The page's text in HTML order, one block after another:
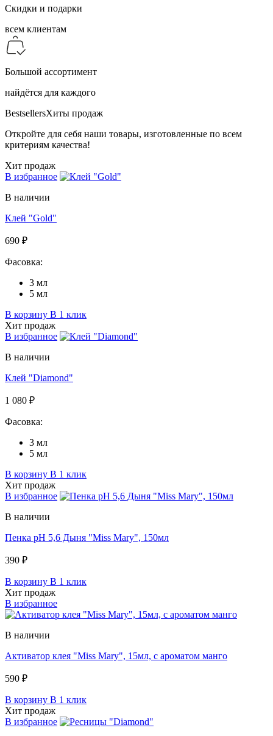
Скидки и подарки
всем клиентам
Большой ассортимент
найдётся для каждого
BestsellersХиты продаж
Откройте для себя наши товары, изготовленные по всем
критериям качества!
Хит продаж
В избранное
В наличии
Клей "Gold"
690 ₽
Фасовка:
3 мл
5 мл
В корзину В 1 клик
Хит продаж
В избранное
В наличии
Клей "Diamond"
1 080 ₽
Фасовка:
3 мл
5 мл
В корзину В 1 клик
Хит продаж
В избранное
В наличии
Пенка pH 5,6 Дыня "Miss Mary", 150мл
390 ₽
В корзину В 1 клик
Хит продаж
В избранное
В наличии
Активатор клея "Miss Mary", 15мл, c ароматом манго
590 ₽
В корзину В 1 клик
Хит продаж
В избранное